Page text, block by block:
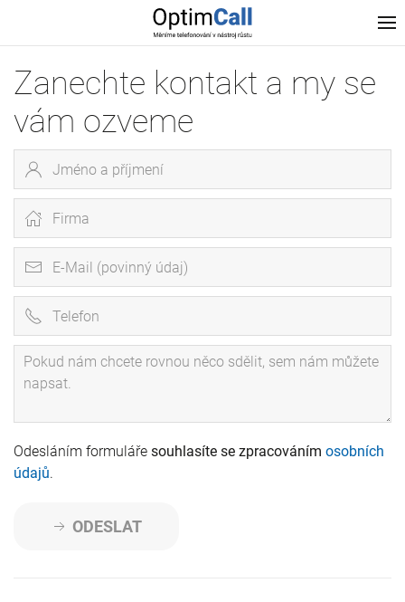
Zanechte kontakt a my se
vám ozveme
Odesláním formuláře souhlasíte se zpracováním osobních
údajů.
ODESLAT